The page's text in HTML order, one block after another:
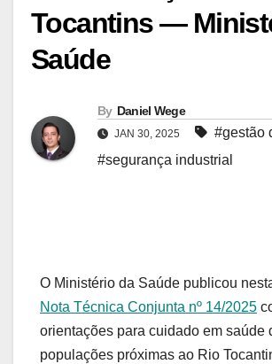
Tocantins —
Saúde
By Daniel Wege
JAN 30, 2025 #gestão
#segurança industrial
O Ministério da Saúde publicou
Nota Técnica Conjunta nº 14/2025
orientações para cuidado em saúde
populações próximas ao Rio